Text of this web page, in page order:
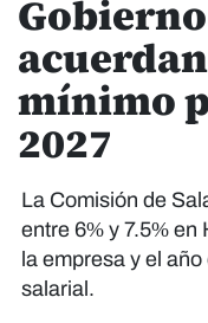
mínimo
2027
La Comisión de
entre 6% y 7.5%
la empresa y el
salarial.